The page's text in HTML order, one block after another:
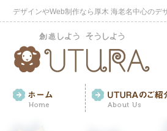
デザインやWeb制作なら厚木 海老名中心のデ